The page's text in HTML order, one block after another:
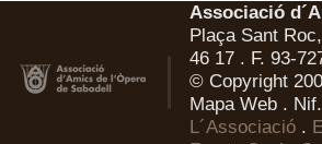
Associació
Plaça Sant
46 17 . F. 93-
© Copyright
Mapa Web .
L´Associació .